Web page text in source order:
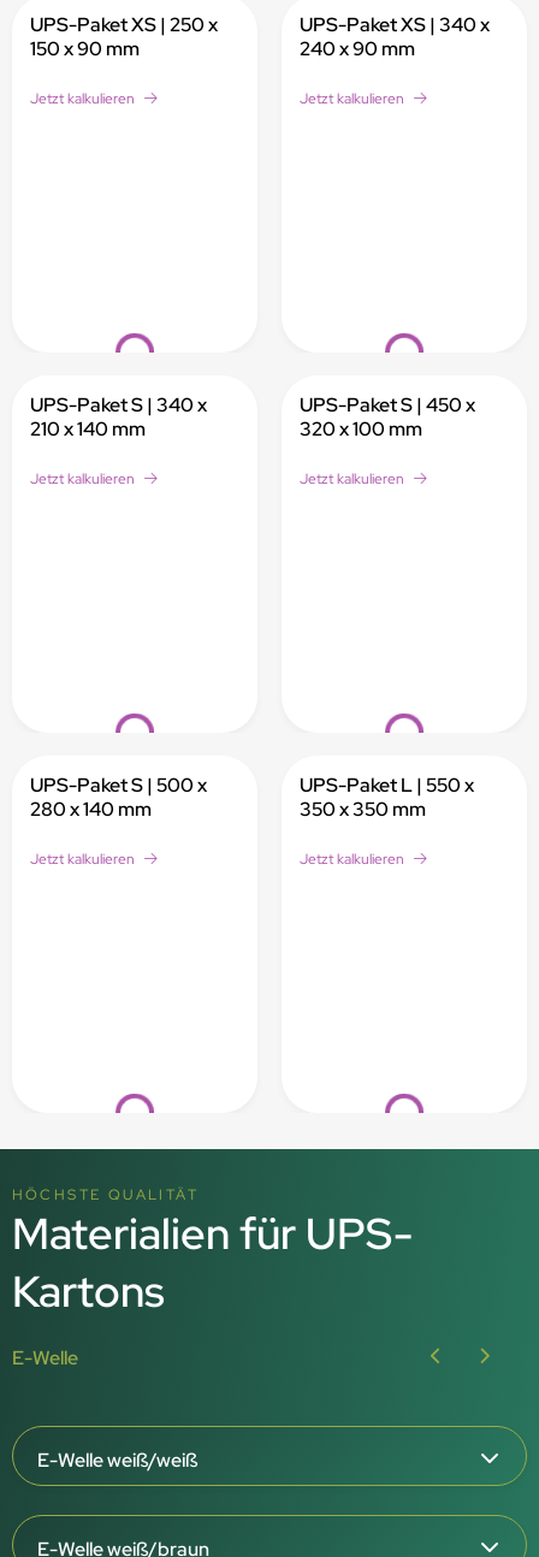
Loading...
UPS-Paket XS | 250 x
150 x 90 mm
Jetzt kalkulieren
Loading...
UPS-Paket XS | 340 x
240 x 90 mm
Jetzt kalkulieren
Loading...
UPS-Paket S | 340 x
210 x 140 mm
Jetzt kalkulieren
Loading...
UPS-Paket S | 450 x
320 x 100 mm
Jetzt kalkulieren
Loading...
UPS-Paket S | 500 x
280 x 140 mm
Jetzt kalkulieren
Loading...
UPS-Paket L | 550 x
350 x 350 mm
Jetzt kalkulieren
HÖCHSTE QUALITÄT
Materialien für UPS-
Kartons
E-Welle
E-Welle weiß/weiß
E-Welle weiß/braun